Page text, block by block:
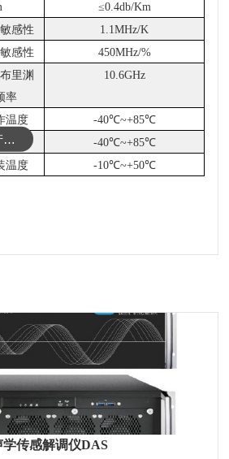
≤0.4db/Km
感性
1.1MHz/K
感性
450MHz/%
里渊
率
10.6GHz
温度
-40℃~+85℃
温度
-40℃~+85℃
温度
-10℃~+50℃
传感解调仪DAS